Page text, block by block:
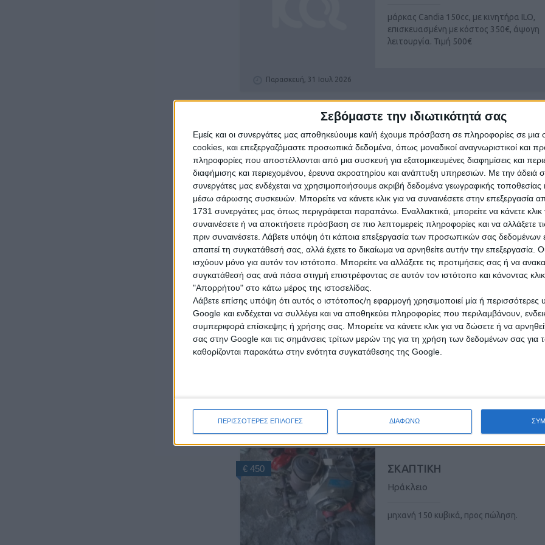
Σεβόμαστε την ιδιωτικότητά σας
Εμείς και οι συνεργάτες μας αποθηκεύουμε και/ή έχουμε πρόσβαση σε πληροφορίες σε
cookies, και επεξεργαζόμαστε προσωπικά δεδομένα, όπως μοναδικοί αναγνωριστικοί και
πληροφορίες που αποστέλλονται από μια συσκευή για εξατομικευμένες διαφημίσεις και
διαφήμισης και περιεχομένου, έρευνα ακροατηρίου και ανάπτυξη υπηρεσιών. Με την άδειά
συνεργάτες μας ενδέχεται να χρησιμοποιήσουμε ακριβή δεδομένα γεωγραφικής τοποθεσίας
μέσω σάρωσης συσκευών. Μπορείτε να κάνετε κλικ για να συναινέσετε στην επεξεργασία
1731 συνεργάτες μας όπως περιγράφεται παραπάνω. Εναλλακτικά, μπορείτε να κάνετε κλικ
συναινέσετε ή να αποκτήσετε πρόσβαση σε πιο λεπτομερείς πληροφορίες και να αλλάξετε
πριν συναινέσετε. Λάβετε υπόψη ότι κάποια επεξεργασία των προσωπικών σας δεδομένων
απαιτεί τη συγκατάθεσή σας, αλλά έχετε το δικαίωμα να αρνηθείτε αυτήν την επεξεργασία.
ισχύουν μόνο για αυτόν τον ιστότοπο. Μπορείτε να αλλάξετε τις προτιμήσεις σας ή να
συγκατάθεσή σας ανά πάσα στιγμή επιστρέφοντας σε αυτόν τον ιστότοπο και κάνοντας
"Απορρήτου" στο κάτω μέρος της ιστοσελίδας.
Λάβετε επίσης υπόψη ότι αυτός ο ιστότοπος/η εφαρμογή χρησιμοποιεί μία ή περισσότερες
Google και ενδέχεται να συλλέγει και να αποθηκεύει πληροφορίες που περιλαμβάνουν,
συμπεριφορά επίσκεψης ή χρήσης σας. Μπορείτε να κάνετε κλικ για να δώσετε ή να
σας στην Google και τις σημάνσεις τρίτων μερών της για τη χρήση των δεδομένων σας
καθορίζονται παρακάτω στην ενότητα συγκατάθεσης της Google.
ΠΕΡΙΣΣΟΤΕΡΕΣ ΕΠΙΛΟΓΕΣ ΔΙΑΦΩΝΩ
μάρκας Candia 150cc, με κινητήρα ILO,
επισκευασμένη με κόστος 350€, άψογη
λειτουργία. Τιμή 500€
Παρασκευή, 31 Ιουλ 2026
ΣΚΑΠΤΙΚΗ
Ρέθυμνο
ZAKS με 2 ταχύτητες, πλήρως
πωλείται 500€. Ρέθυμνο.
Δευτέρα, 06 Ιουλ 2026
ΣΚΑΠΤΙΚΗ
Ηράκλειο
μηχανή 7 ίππων με 2 ταχύτητες
€ 450
Τετάρτη, 10 Ιουν 2026
ΣΚΑΠΤΙΚΗ
Ηράκλειο
μηχανή 150 κυβικά, προς πώληση.
€ 450